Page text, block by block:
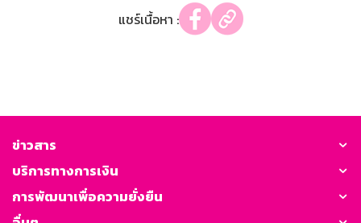
แชร์เนื้อหา :
ข่าวสาร
บริการทางการเงิน
การพัฒนาเพื่อความยั่งยืน